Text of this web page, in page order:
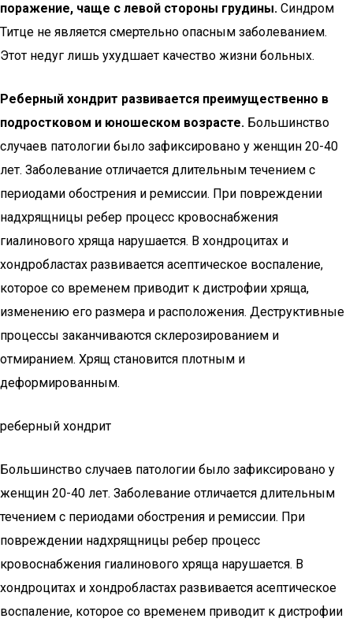
поражение, чаще с левой стороны грудины. Синдром
Титце не является смертельно опасным заболеванием.
Этот недуг лишь ухудшает качество жизни больных.
Реберный хондрит развивается преимущественно в
подростковом и юношеском возрасте. Большинство
случаев патологии было зафиксировано у женщин 20-40
лет. Заболевание отличается длительным течением с
периодами обострения и ремиссии. При повреждении
надхрящницы ребер процесс кровоснабжения
гиалинового хряща нарушается. В хондроцитах и
хондробластах развивается асептическое воспаление,
которое со временем приводит к дистрофии хряща,
изменению его размера и расположения. Деструктивные
процессы заканчиваются склерозированием и
отмиранием. Хрящ становится плотным и
деформированным.
реберный хондрит
Большинство случаев патологии было зафиксировано у
женщин 20-40 лет. Заболевание отличается длительным
течением с периодами обострения и ремиссии. При
повреждении надхрящницы ребер процесс
кровоснабжения гиалинового хряща нарушается. В
хондроцитах и хондробластах развивается асептическое
воспаление, которое со временем приводит к дистрофии